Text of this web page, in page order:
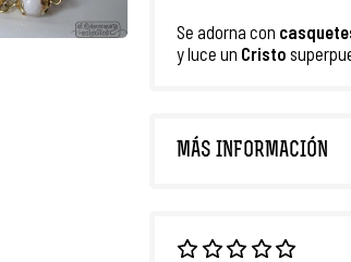
Se adorna con
y luce un Cristo
MÁS INFORMACIÓN